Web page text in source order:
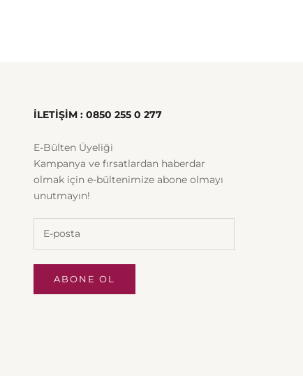
İLETİŞİM : 0850 255 0 277
E-Bülten Üyeliği
Kampanya ve fırsatlardan haberdar
olmak için e-bültenimize abone olmayı
unutmayın!
ABONE OL